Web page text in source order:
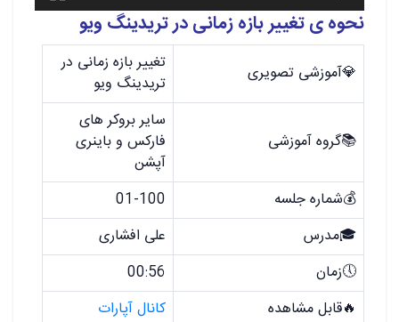
نحوه ی تغییر بازه زمانی در تریدینگ ویو
💎آموزشی تصویری
تغییر بازه زمانی در
تریدینگ ویو
📚گروه آموزشی
سایر بروکر های
فارکس و باینری
آپشن
💰شماره جلسه
01-100
🎓مدرس
علی افشاری
🕔زمان
00:56
🔥قابل مشاهده
کانال آپارات